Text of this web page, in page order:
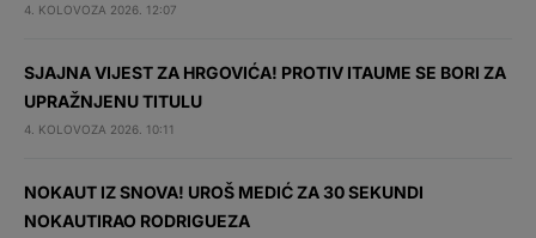
4. KOLOVOZA 2026. 12:07
SJAJNA VIJEST ZA HRGOVIĆA! PROTIV ITAUME SE BORI ZA
UPRAŽNJENU TITULU
4. KOLOVOZA 2026. 10:11
NOKAUT IZ SNOVA! UROŠ MEDIĆ ZA 30 SEKUNDI
NOKAUTIRAO RODRIGUEZA